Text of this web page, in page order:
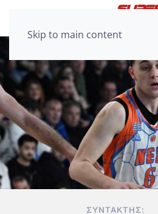
Skip to main content
ΣΥΝΤΆΚΤΗΣ: